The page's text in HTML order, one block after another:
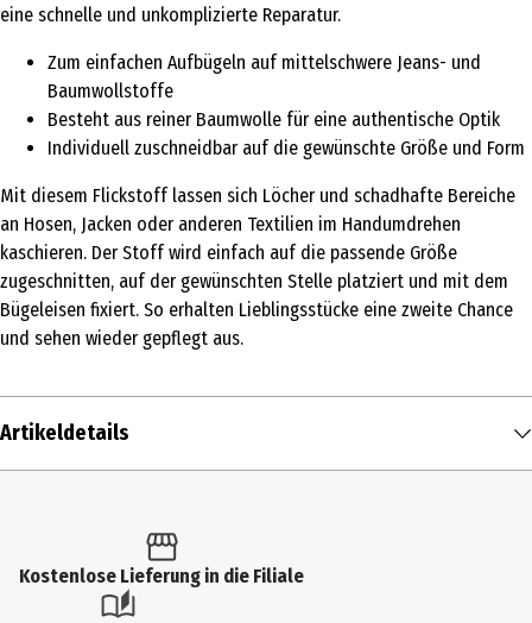
eine schnelle und unkomplizierte Reparatur.
Zum einfachen Aufbügeln auf mittelschwere Jeans- und
Baumwollstoffe
Besteht aus reiner Baumwolle für eine authentische Optik
Individuell zuschneidbar auf die gewünschte Größe und Form
Mit diesem Flickstoff lassen sich Löcher und schadhafte Bereiche
an Hosen, Jacken oder anderen Textilien im Handumdrehen
kaschieren. Der Stoff wird einfach auf die passende Größe
zugeschnitten, auf der gewünschten Stelle platziert und mit dem
Bügeleisen fixiert. So erhalten Lieblingsstücke eine zweite Chance
und sehen wieder gepflegt aus.
Artikeldetails
Produkttyp
Bügelmotive
Kostenlose Lieferung in die Filiale